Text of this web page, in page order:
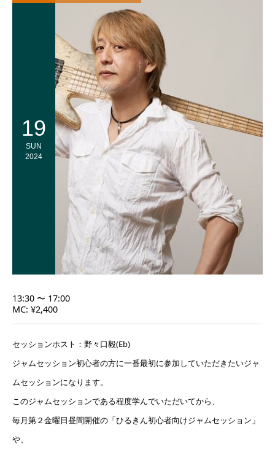
19
SUN
2024
13:30 〜 17:00
MC: ¥2,400
セッションホスト：野々口毅(Eb)
ジャムセッション初心者の方に一番最初に参加していただきたいジャ
ムセッションになります。
このジャムセッションである程度学んでいただいてから、
毎月第２金曜日昼間開催の「ひるきん初心者向けジャムセッション」
や、